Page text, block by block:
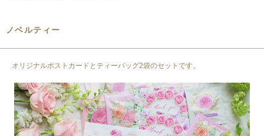
ノベルティー
オリジナルポストカードとティーバッグ2袋のセットです。